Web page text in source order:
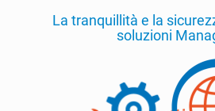
La tranquillità e la
soluzioni